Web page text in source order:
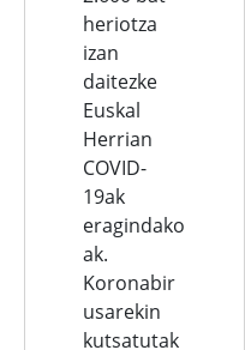
heriotza
izan
daitezke
Euskal
Herrian
COVID-
19ak
eragindako
ak.
Koronabir
usarekin
kutsatutak